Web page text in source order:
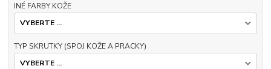
INÉ FARBY KOŽE
TYP SKRUTKY (SPOJ KOŽE A PRACKY)